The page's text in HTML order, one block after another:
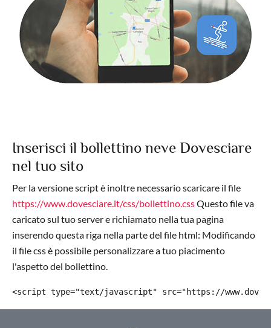
Inserisci il bollettino neve Dovesciare
nel tuo sito
Per la versione script è inoltre necessario scaricare il file
https://www.dovesciare.it/css/bollettino.cssQuesto file va
caricato sul tuo server e richiamato nella tua pagina
inserendo questa riga nella parte del file html: Modificando
il file css è possibile personalizzare a tuo piacimento
l'aspetto del bollettino.
<script type="text/javascript" src="https://